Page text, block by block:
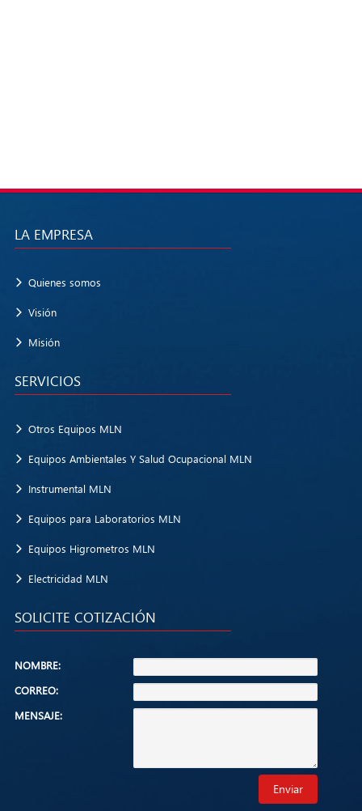
LA EMPRESA
Quienes somos
Visión
Misión
SERVICIOS
Otros Equipos MLN
Equipos Ambientales Y Salud Ocupacional MLN
Instrumental MLN
Equipos para Laboratorios MLN
Equipos Higrometros MLN
Electricidad MLN
SOLICITE COTIZACIÓN
NOMBRE:
CORREO:
MENSAJE:
Enviar